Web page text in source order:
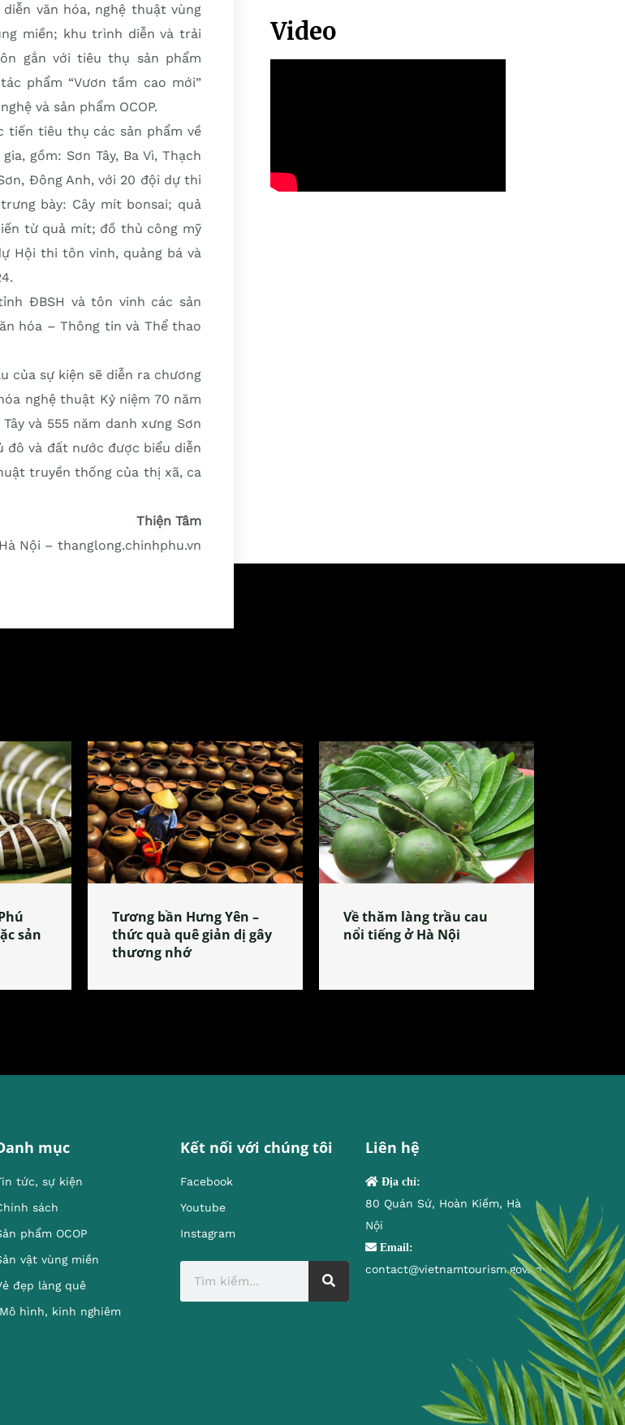
văn hóa, nghệ thuật vùng
miền; khu trình diễn và trải
gắn với tiêu thụ sản phẩm
phẩm “Vươn tầm cao mới”
và sản phẩm OCOP.
tiến tiêu thụ các sản phẩm về
gồm: Sơn Tây, Ba Vì, Thạch
Đông Anh, với 20 đội dự thi
bày: Cây mít bonsai; quả
từ quả mít; đồ thủ công mỹ
Hội thi tôn vinh, quảng bá và
ĐBSH và tôn vinh các sản
hóa – Thông tin và Thể thao
của sự kiện sẽ diễn ra chương
nghệ thuật Kỷ niệm 70 năm
và 555 năm danh xưng Sơn
đô và đất nước được biểu diễn
truyền thống của thị xã, ca
Thiện Tâm
Nội – thanglong.chinhphu.vn
Video
sản
Tương bần Hưng Yên –
thức quà quê giản dị gây
thương nhớ
Về thăm làng trầu cau
nổi tiếng ở Hà Nội
mục
tức, sự kiện
sách
phẩm OCOP
vật vùng miền
đẹp làng quê
Mô hình, kinh nghiêm
Kết nối với chúng tôi
Facebook
Youtube
Instagram
Liên hệ
Địa chỉ:
80 Quán Sứ, Hoàn Kiếm, Hà
Nội
Email:
contact@vietnamtourism.gov.vn